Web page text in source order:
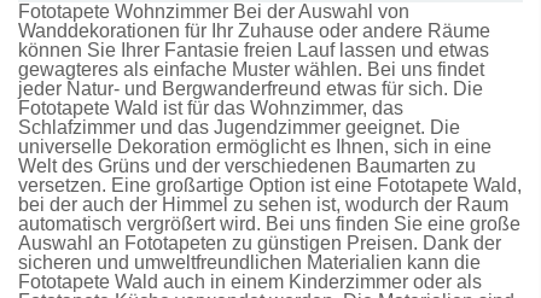
Fototapete Wohnzimmer Bei der Auswahl von
Wanddekorationen für Ihr Zuhause oder andere Räume
können Sie Ihrer Fantasie freien Lauf lassen und etwas
gewagteres als einfache Muster wählen. Bei uns findet
jeder Natur- und Bergwanderfreund etwas für sich. Die
Fototapete Wald ist für das Wohnzimmer, das
Schlafzimmer und das Jugendzimmer geeignet. Die
universelle Dekoration ermöglicht es Ihnen, sich in eine
Welt des Grüns und der verschiedenen Baumarten zu
versetzen. Eine großartige Option ist eine Fototapete Wald,
bei der auch der Himmel zu sehen ist, wodurch der Raum
automatisch vergrößert wird. Bei uns finden Sie eine große
Auswahl an Fototapeten zu günstigen Preisen. Dank der
sicheren und umweltfreundlichen Materialien kann die
Fototapete Wald auch in einem Kinderzimmer oder als